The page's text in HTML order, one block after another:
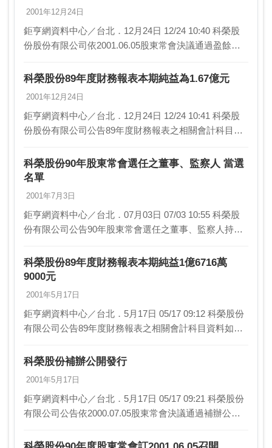
2001年12月24日
鉅亨網資料中心／台北．12月24日 12/24 10:40 科榮股
份股份有限公司依2001.06.05股東常會決議通過盈餘轉
科榮股份89年度財務報表本期純益為1.67億元
2001年12月24日
鉅亨網資料中心／台北．12月24日 12/24 10:41 科榮股
份股份有限公司公告89年度財務報表之相關會計科目資
科榮股份90年股東常會選任之董事、監察人 當選
名單
2001年7月3日
鉅亨網資料中心／台北．07月03日 07/03 10:55 科榮股
份有限公司公告90年股東常會選任之董事、監察人持股
科榮股份89年度財務報表本期純益1億6716萬
9000元
2001年5月17日
鉅亨網資料中心／台北．5月17日 05/17 09:12 科榮股份
有限公司公告89年度財務報表之相關會計科目資料如
科榮股份補辦公開發行
2001年5月17日
鉅亨網資料中心／台北．5月17日 05/17 09:21 科榮股份
有限公司公告依2000.07.05股東常會決議通過補辦公開